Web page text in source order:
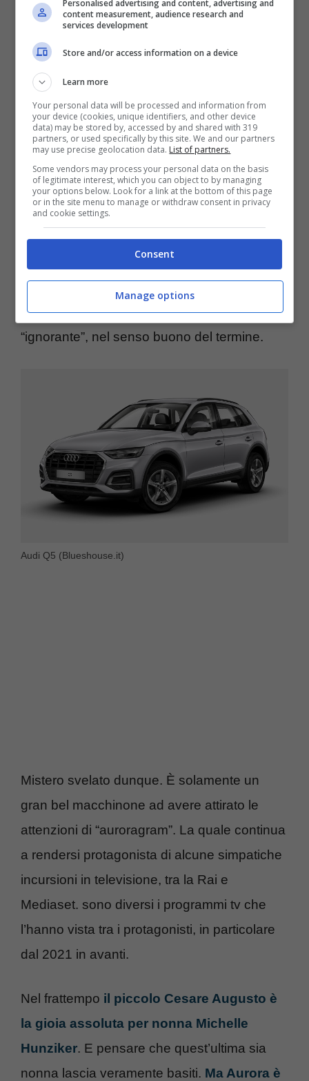
in delle storie Instagram realizzate di recente,
di essersi letteralmente innamorata di una
sarà successo di avere avuto il pallino per
questo modello di smartphone, per una
console di videogiochi, per un vestito, una
borsa o delle scarpe firmate.
Ebbene, la Ramazzotti ha questo tarlo in
testarappresentato dalla Audi Q5, un Suv
di proprietà di lei e che la ragazza ha fatto
customizzare in base alle sue preferenze.
Per quella che è una macchina veramente
“ignorante”, nel senso buono del termine.
Audi Q5 (Blueshouse.it)
Mistero svelato dunque. È solamente un
gran bel macchinone ad avere attirato le
attenzioni di “auroragram”. La quale continua
a rendersi protagonista di alcune simpatiche
incursioni in televisione, tra la Rai e
Mediaset. sono diversi i programmi tv che
l’hanno vista tra i protagonisti, in particolare
dal 2021 in avanti.
Nel frattempo il piccolo Cesare Augusto è
la gioia assoluta per nonna Michelle
Hunziker. E pensare che quest’ultima sia
nonna lascia veramente basiti. Ma Aurora è
Personalised advertising and content, advertising and
content measurement, audience research and
services development
Store and/or access information on a device
Learn more
Your personal data will be processed and information from
your device (cookies, unique identifiers, and other device
data) may be stored by, accessed by and shared with 319
partners, or used specifically by this site. We and our partners
may use precise geolocation data. List of partners.
Some vendors may process your personal data on the basis
of legitimate interest, which you can object to by managing
your options below. Look for a link at the bottom of this page
or in the site menu to manage or withdraw consent in privacy
and cookie settings.
Consent
Manage options